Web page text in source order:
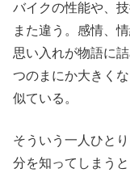
バイクの性能や、
また違う。感情、
思い入れが物語に
つのまにか大きく
似ている。
そういう一人ひと
分を知ってしまう